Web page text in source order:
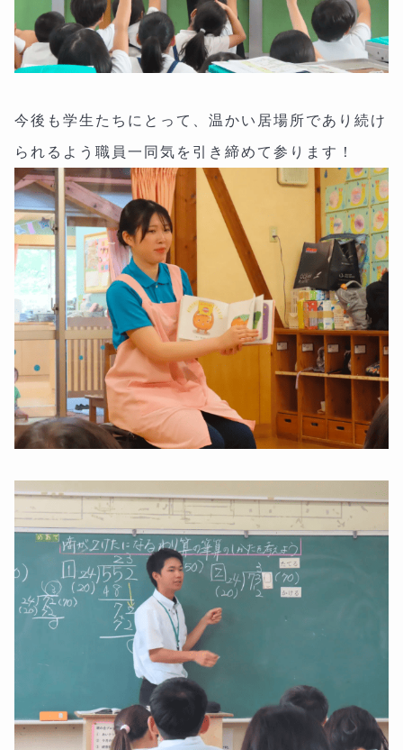
今後も学生たちにとって、温かい居場所であり続け
られるよう職員一同気を引き締めて参ります！